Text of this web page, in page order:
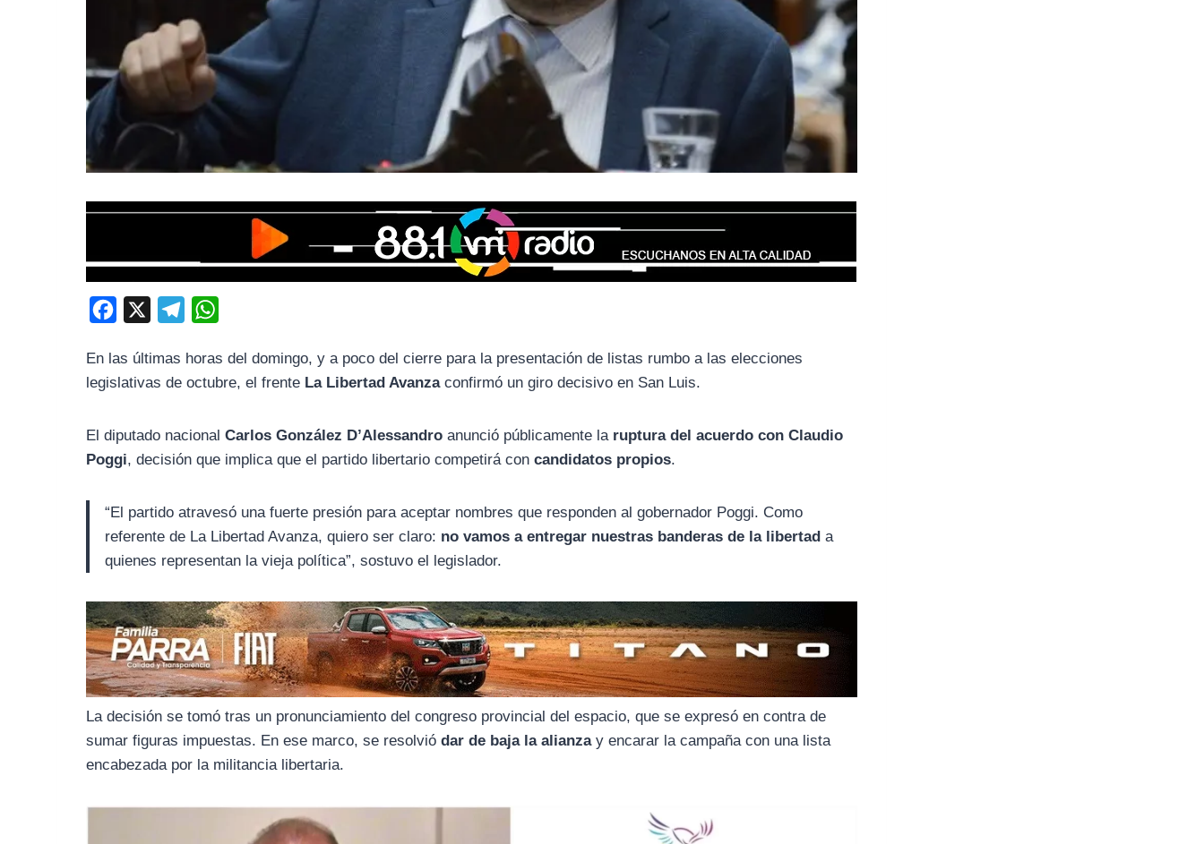
c
e
o
o
l
e
r
a
t
A
En las últimas horas del domingo, y a poco del cierre para la presentación de listas rumbo a las elecciones
legislativas de octubre, el frente La Libertad Avanzaconfirmó un giro decisivo en San Luis.
El diputado nacionalCarlos González D’Alessandro anunció públicamente la ruptura del acuerdo con Claudio
Poggi, decisión que implica que el partido libertario competirá concandidatos propios.
“El partido atravesó una fuerte presión para aceptar nombres que responden al gobernador Poggi. Como
referente de La Libertad Avanza, quiero ser claro: no vamos a entregar nuestras banderas de la libertad a
quienes representan la vieja política”, sostuvo el legislador.
La decisión se tomó tras un pronunciamiento del congreso provincial del espacio, que se expresó en contra de
sumar figuras impuestas. En ese marco, se resolviódar de baja la alianzay encarar la campaña con una lista
encabezada por la militancia libertaria.